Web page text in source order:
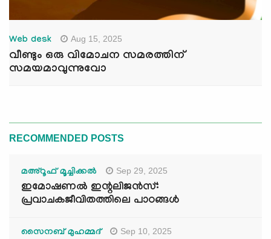
Web desk Aug 15, 2025
വീണ്ടും ഒരു വിമോചന സമരത്തിന്
സമയമാവുന്നുവോ
RECOMMENDED POSTS
മഅ്റൂഫ് മൂച്ചിക്കല്‍ Sep 29, 2025
ഇമോഷണൽ ഇന്റലിജൻസ്:
പ്രവാചകജീവിതത്തിലെ പാഠങ്ങൾ
സൈനബ് മുഹമ്മദ് Sep 10, 2025